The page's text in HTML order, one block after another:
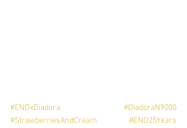
#ENDxDiadora
#DiadoraN9000
#StrawberriesAndCream
#END25Years